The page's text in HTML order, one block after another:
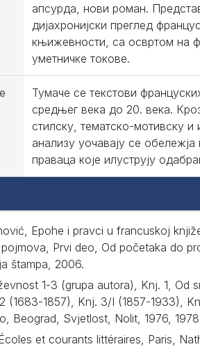
апсурда, нови роман.
дијахронијски преглед
књижевности, са освртом на
уметничке токове.
Тумаче се текстови
средњег века до 20. века.
стилску, тематско-мотивску и
анализу уочавају се
праваца које илуструју
Epohe i pravci u francuskoj
Prvi deo, Od početaka do
štampa, 2006.
1-3 (grupa autora), Knj. 1, Od
(1683-1857), Knj. 3/I (1857-1933),
Beograd, Svjetlost, Nolit, 1976,
et courants littéraires, Paris,